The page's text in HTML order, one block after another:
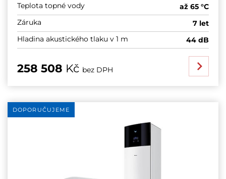
Teplota topné vody
až 65 °C
Záruka
7 let
Hladina akustického tlaku v 1 m
44 dB
258 508 Kč bez DPH
DOPORUČUJEME